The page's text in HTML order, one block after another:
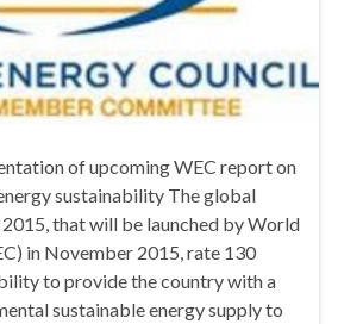
of upcoming WEC report on
sustainability The global
that will be launched by World
in November 2015, rate 130
to provide the country with a
sustainable energy supply to